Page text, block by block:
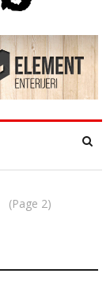
(Page 2)